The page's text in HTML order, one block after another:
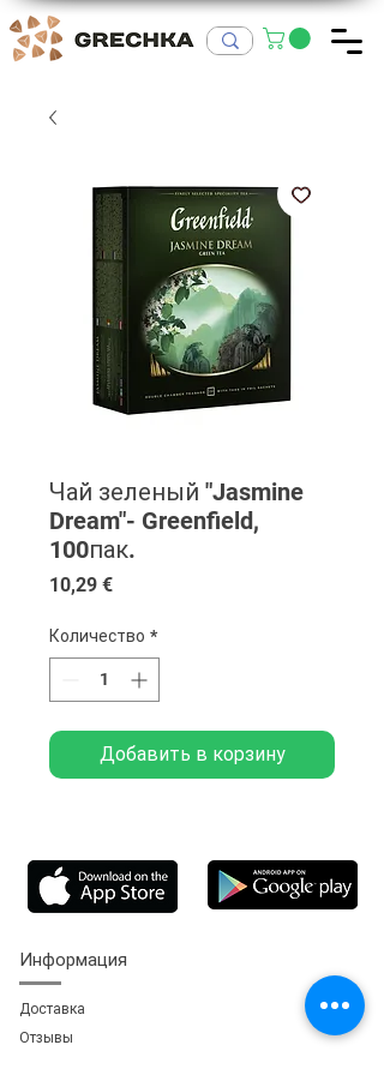
Чай зеленый "Jasmine
Dream"- Greenfield,
100пак.
10,29 €Цена
Количество *
Добавить в корзину
Информация
Доставка
Отзывы